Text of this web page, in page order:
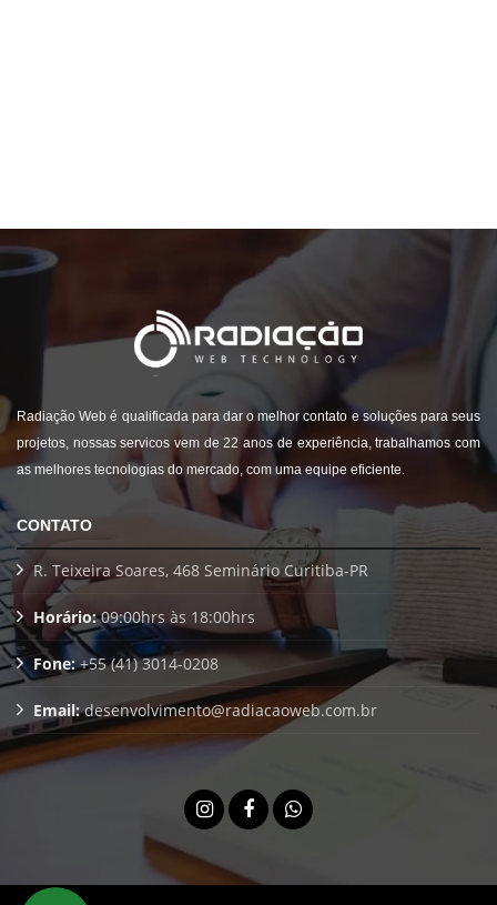
Radiação Web é qualificada para dar o melhor contato e soluções para seus
projetos, nossas servicos vem de 22 anos de experiência, trabalhamos com
as melhores tecnologias do mercado, com uma equipe eficiente.
CONTATO
R. Teixeira Soares, 468 Seminário Curitiba-PR
Horário:09:00hrs às 18:00hrs
Fone:+55 (41) 3014-0208
Email:desenvolvimento@radiacaoweb.com.br